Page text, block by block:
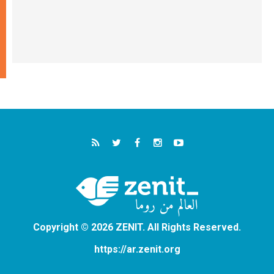
Copyright © 2026 ZENIT. All Rights Reserved.
https://ar.zenit.org